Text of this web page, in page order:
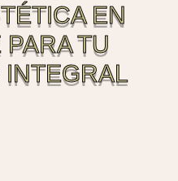
EN
TU
INTEGRAL